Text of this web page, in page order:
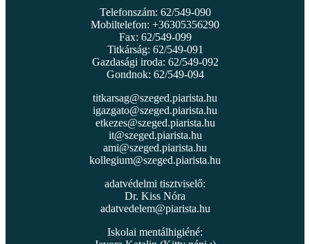
Telefonszám: 62/549-090
Mobiltelefon: +36305356290
Fax: 62/549-099
Titkárság: 62/549-091
Gazdasági iroda: 62/549-092
Gondnok: 62/549-094
titkarsag@szeged.piarista.hu
igazgato@szeged.piarista.hu
etkezes@szeged.piarista.hu
it@szeged.piarista.hu
ami@szeged.piarista.hu
kollegium@szeged.piarista.hu
adatvédelmi tisztviselő:
Dr. Kiss Nóra
adatvedelem@piarista.hu
Iskolai mentálhigiéné: